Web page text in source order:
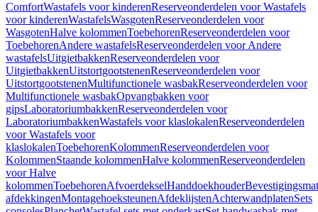
ComfortWastafels voor kinderenReserveonderdelen voor Wastafels
voor kinderenWastafelsWasgotenReserveonderdelen voor
WasgotenHalve kolommenToebehorenReserveonderdelen voor
ToebehorenAndere wastafelsReserveonderdelen voor Andere
wastafelsUitgietbakkenReserveonderdelen voor
UitgietbakkenUitstortgootstenenReserveonderdelen voor
UitstortgootstenenMultifunctionele wasbakReserveonderdelen voor
Multifunctionele wasbakOpvangbakken voor
gipsLaboratoriumbakkenReserveonderdelen voor
LaboratoriumbakkenWastafels voor klaslokalenReserveonderdelen
voor Wastafels voor
klaslokalenToebehorenKolommenReserveonderdelen voor
KolommenStaande kolommenHalve kolommenReserveonderdelen
voor Halve
kolommenToebehorenAfvoerdekselHanddoekhouder
afdekkingenMontagehoeksteunenAfdeklijstenAchterwandplatenSets